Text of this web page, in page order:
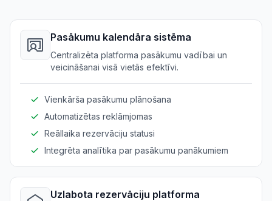
Pasākumu kalendāra sistēma
Centralizēta platforma pasākumu vadībai un
veicināšanai visā vietās efektīvi.
Vienkārša pasākumu plānošana
Automatizētas reklāmjomas
Reāllaika rezervāciju statusi
Integrēta analītika par pasākumu panākumiem
Uzlabota rezervāciju platforma